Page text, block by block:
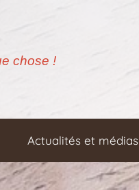
chose !
Actualités et médias